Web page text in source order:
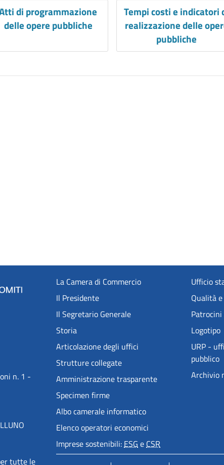
di programmazione
delle opere pubbliche
Tempi costi e indicatori
realizzazione delle
pubbliche
n. 1 -
tutte le
La Camera di Commercio
Il Presidente
Il Segretario Generale
Storia
Articolazione degli uffici
Strutture collegate
Amministrazione trasparente
Specimen firme
Albo camerale informatico
Elenco operatori economici
Imprese sostenibili:ESGeCSR
Ufficio
Qualità
Logotipo
URP -
pubblico
Archivio